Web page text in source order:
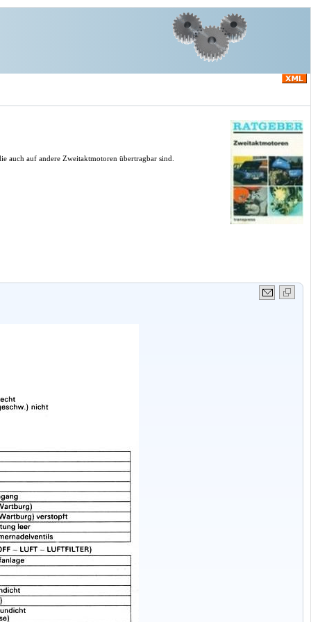
auch auf andere Zweitaktmotoren übertragbar sind.